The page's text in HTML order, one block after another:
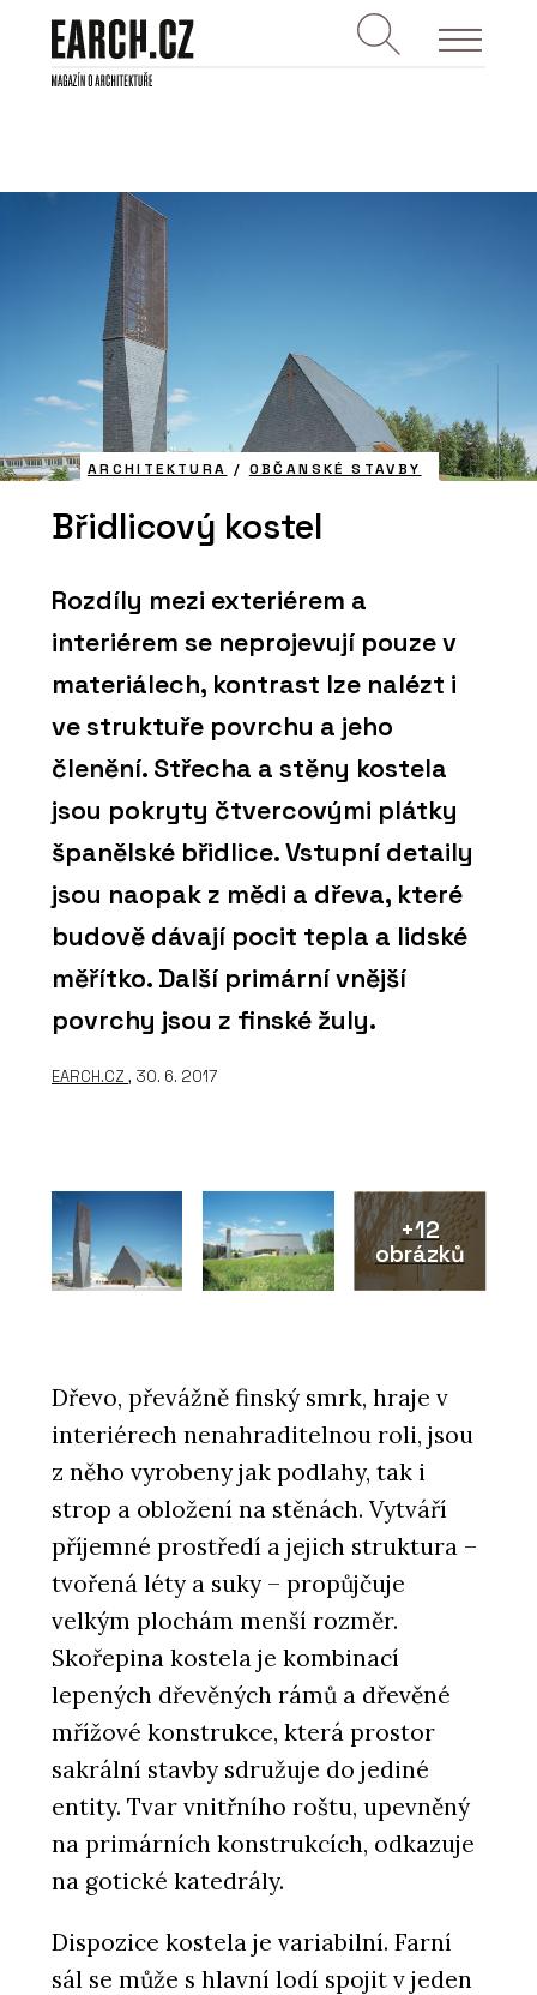
ARCHITEKTURA / OBČANSKÉ STAVBY
Břidlicový kostel
Rozdíly mezi exteriérem a
interiérem se neprojevují pouze v
materiálech, kontrast lze nalézt i
ve struktuře povrchu a jeho
členění. Střecha a stěny kostela
jsou pokryty čtvercovými plátky
španělské břidlice. Vstupní detaily
jsou naopak z mědi a dřeva, které
budově dávají pocit tepla a lidské
měřítko. Další primární vnější
povrchy jsou z finské žuly.
EARCH.CZ , 30. 6. 2017
+12
obrázků
Dřevo, převážně finský smrk, hraje v
interiérech nenahraditelnou roli, jsou
z něho vyrobeny jak podlahy, tak i
strop a obložení na stěnách. Vytváří
příjemné prostředí a jejich struktura –
tvořená léty a suky – propůjčuje
velkým plochám menší rozměr.
Skořepina kostela je kombinací
lepených dřevěných rámů a dřevěné
mřížové konstrukce, která prostor
sakrální stavby sdružuje do jediné
entity. Tvar vnitřního roštu, upevněný
na primárních konstrukcích, odkazuje
na gotické katedrály.
Dispozice kostela je variabilní. Farní
sál se může s hlavní lodí spojit v jeden